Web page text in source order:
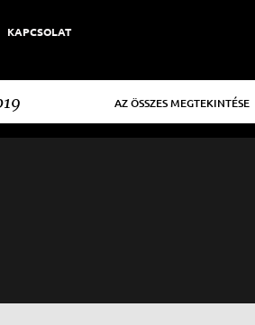
KAPCSOLAT
AZ ÖSSZES MEGTEKINTÉSE